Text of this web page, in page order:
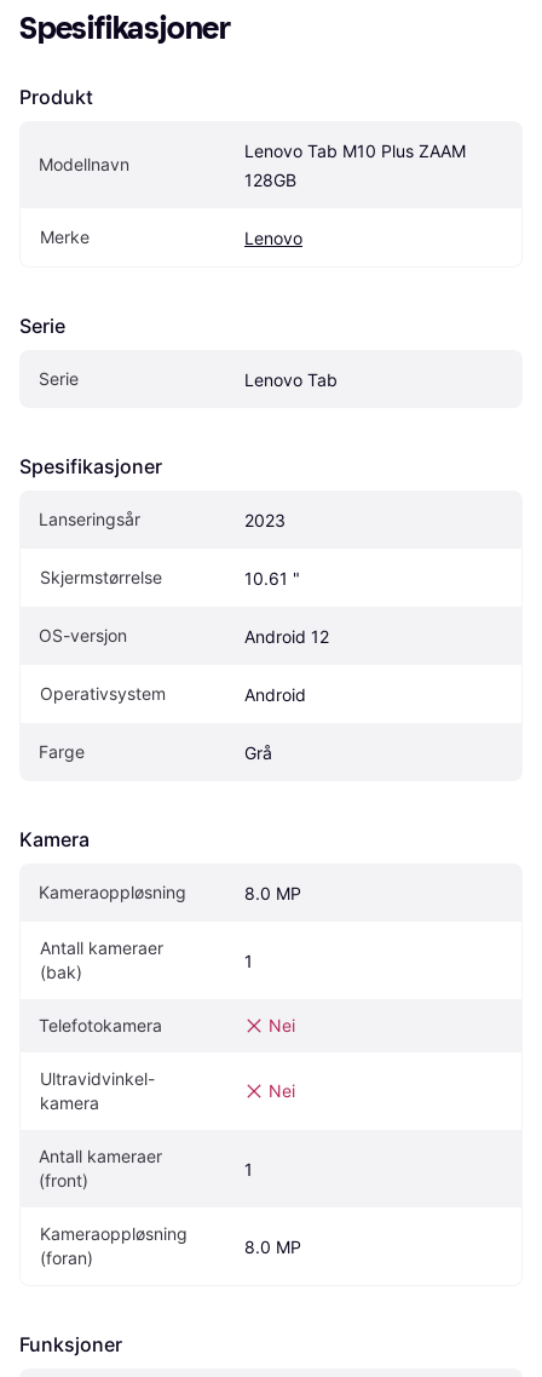
Spesifikasjoner
Produkt
Modellnavn
Lenovo Tab M10 Plus ZAAM
128GB
Merke Lenovo
Serie
Serie Lenovo Tab
Spesifikasjoner
Lanseringsår 2023
Skjermstørrelse 10.61 "
OS-versjon Android 12
Operativsystem Android
Farge Grå
Kamera
Kameraoppløsning 8.0 MP
Antall kameraer
(bak)
1
Telefotokamera Nei
Ultravidvinkel-
kamera
Nei
Antall kameraer
(front)
1
Kameraoppløsning
(foran)
8.0 MP
Funksjoner